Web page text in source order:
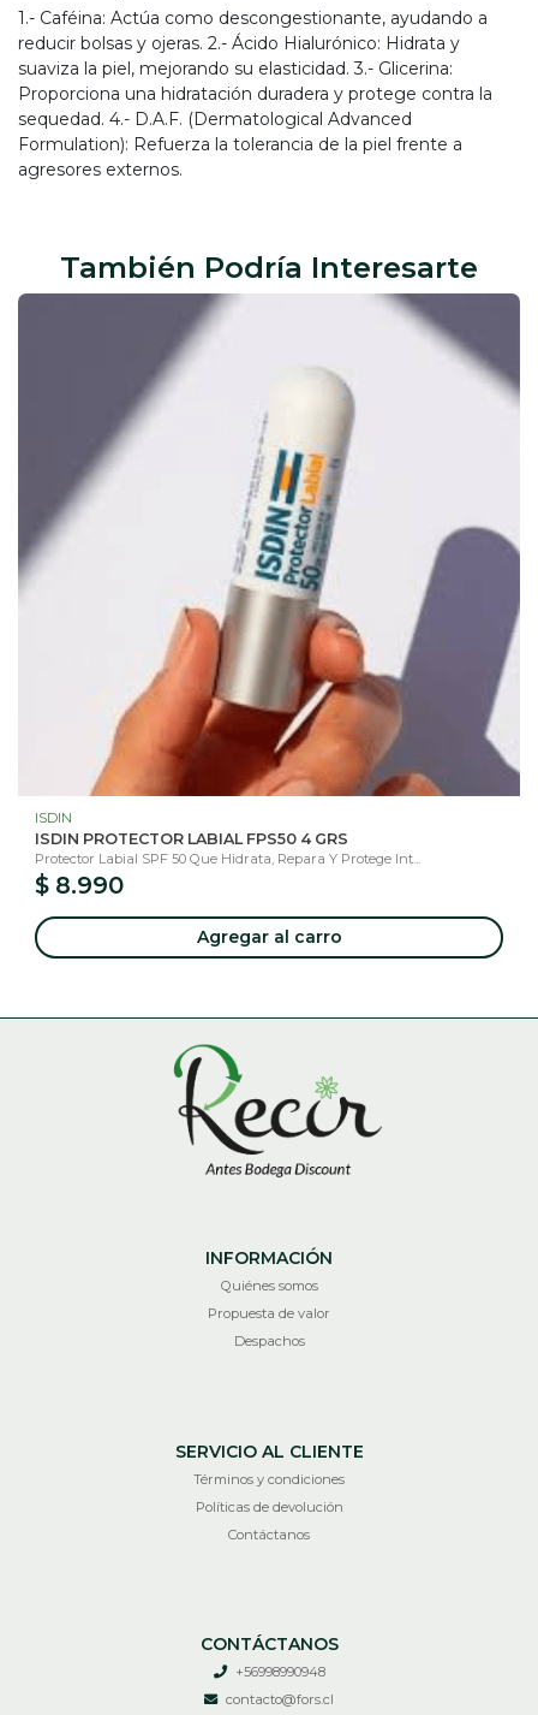
1.- Caféina: Actúa como descongestionante, ayudando a
reducir bolsas y ojeras. 2.- Ácido Hialurónico: Hidrata y
suaviza la piel, mejorando su elasticidad. 3.- Glicerina:
Proporciona una hidratación duradera y protege contra la
sequedad. 4.- D.A.F. (Dermatological Advanced
Formulation): Refuerza la tolerancia de la piel frente a
agresores externos.
También Podría Interesarte
ISDIN
ISDIN PROTECTOR LABIAL FPS50 4 GRS
Protector Labial SPF 50 Que Hidrata, Repara Y Protege Int...
$ 8.990
Agregar al carro
INFORMACIÓN
Quiénes somos
Propuesta de valor
Despachos
SERVICIO AL CLIENTE
Términos y condiciones
Políticas de devolución
Contáctanos
CONTÁCTANOS
+56998990948
contacto@fors.cl